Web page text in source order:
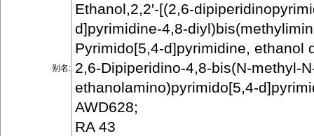
别名:
Ethanol,2,2'-[(2,6-
d]pyrimidine-4,8-
Pyrimido[5,4-d]pyrimidine, ethanol
2,6-Dipiperidino-4,8-bis(N-methyl-
ethanolamino)pyrimido[5,4-
AWD628;
RA 43